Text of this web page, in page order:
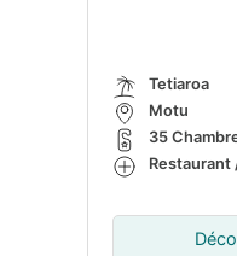
Tetiaroa
Motu
35
Restaurant